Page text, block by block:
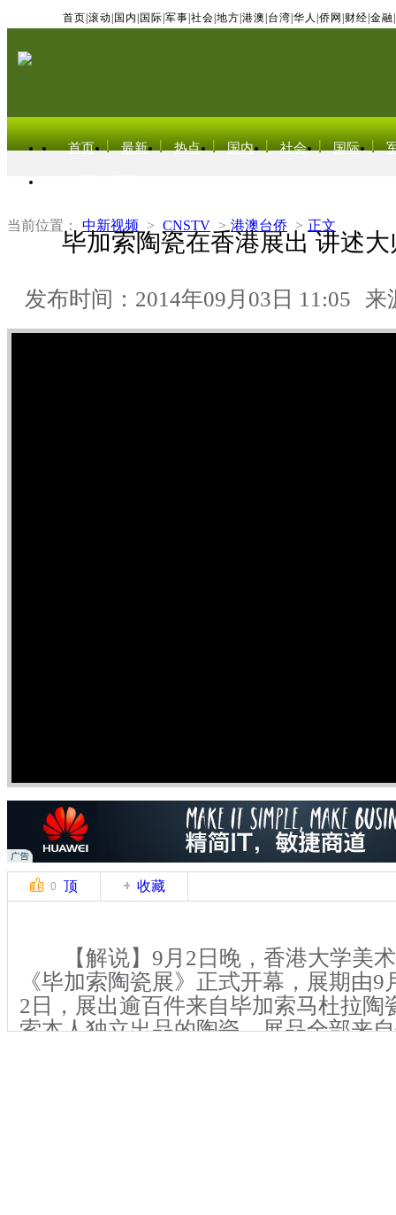
首页 滚动 国内 国际 军事 社会 地方 港澳 台湾 华人 侨网 财经 金融
首页 最新 热点 国内 社会 国际
当前位置： 中新视频 > CNSTV > 港澳台侨 > 正文
毕加索陶瓷在香港展出 讲述
发布时间：2014年09月03日 11:05 来
0 顶 收藏
【解说】9月2日晚，香港大学美术
《毕加索陶瓷展》正式开幕，展期由9
2日，展出逾百件来自毕加索马杜拉陶
索本人独立出品的陶瓷。展品全部来